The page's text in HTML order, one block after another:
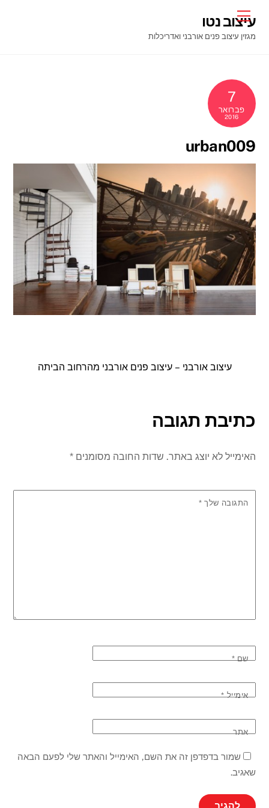
content
Menu
עיצוב נטו
מגזין עיצוב פנים אורבני ואדריכלות
7
פברואר
2016
urban009
עיצוב אורבני – עיצוב פנים אורבני מהרחוב הביתה
כתיבת תגובה
האימייל לא יוצג באתר. שדות החובה מסומנים*
התגובה שלך *
שם*
אימייל*
אתר
שמור בדפדפן זה את השם, האימייל והאתר שלי לפעם הבאה
שאגיב.